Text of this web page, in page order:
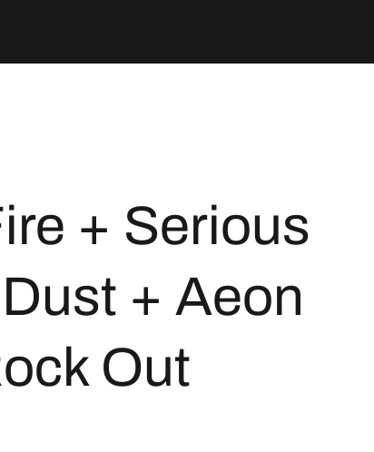
+ Serious
+ Aeon
Out